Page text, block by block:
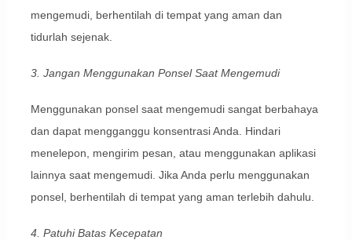
mengemudi, berhentilah di tempat yang aman dan
tidurlah sejenak.
3. Jangan Menggunakan Ponsel Saat Mengemudi
Menggunakan ponsel saat mengemudi sangat berbahaya
dan dapat mengganggu konsentrasi Anda. Hindari
menelepon, mengirim pesan, atau menggunakan aplikasi
lainnya saat mengemudi. Jika Anda perlu menggunakan
ponsel, berhentilah di tempat yang aman terlebih dahulu.
4. Patuhi Batas Kecepatan